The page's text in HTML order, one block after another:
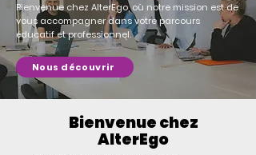
Bienvenue chez AlterEgo, où notre mission est de
vous accompagner dans votre parcours
éducatif et professionnel.
Nous découvrir
Bienvenue chez
AlterEgo